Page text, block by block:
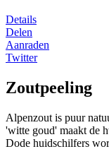
Details
Delen
Aanraden
Twitter
Zoutpeeling
Alpenzout is puur
'witte goud' maakt de
Dode huidschilfers